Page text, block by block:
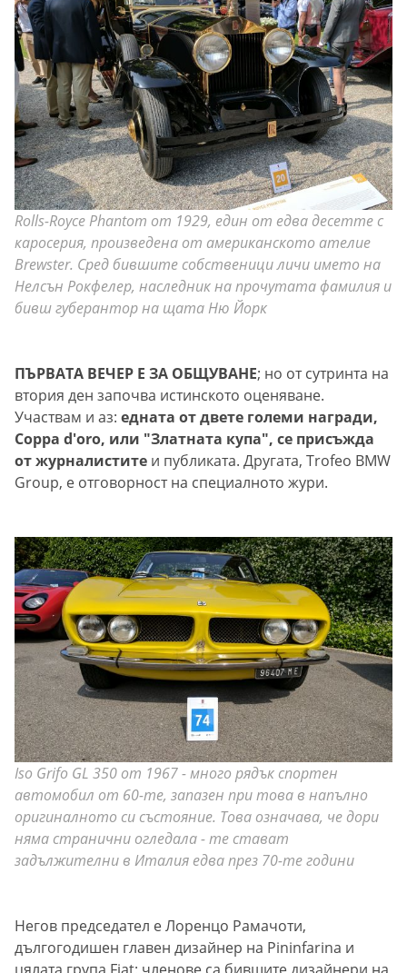
Rolls-Royce Phantom от 1929, един от едва десетте с
каросерия, произведена от американското ателие
Brewster. Сред бившите собственици личи името на
Нелсън Рокфелер, наследник на прочутата фамилия и
бивш губерантор на щата Ню Йорк
ПЪРВАТА ВЕЧЕР Е ЗА ОБЩУВАНЕ; но от сутринта на
втория ден започва истинското оценяване.
Участвам и аз: едната от двете големи награди,
Coppa d'oro, или "Златната купа", се присъжда
от журналистите и публиката. Другата, Trofeo BMW
Group, е отговорност на специалното жури.
Iso Grifo GL 350 от 1967 - много рядък спортен
автомобил от 60-те, запазен при това в напълно
оригиналното си състояние. Това означава, че дори
няма странични огледала - те стават
задължителни в Италия едва през 70-те години
Негов председател е Лоренцо Рамачоти,
дългогодишен главен дизайнер на Pininfarina и